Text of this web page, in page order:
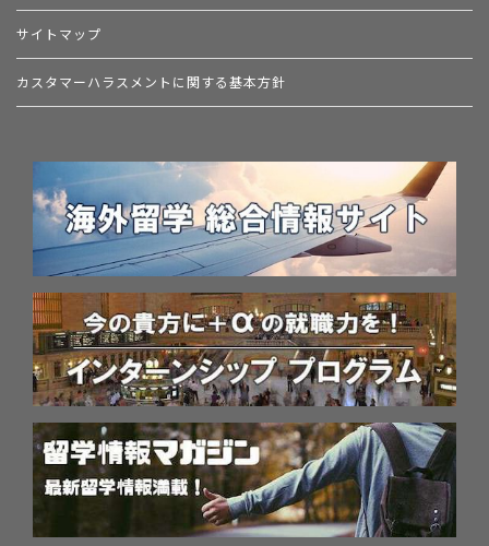
サイトマップ
カスタマーハラスメントに関する基本方針